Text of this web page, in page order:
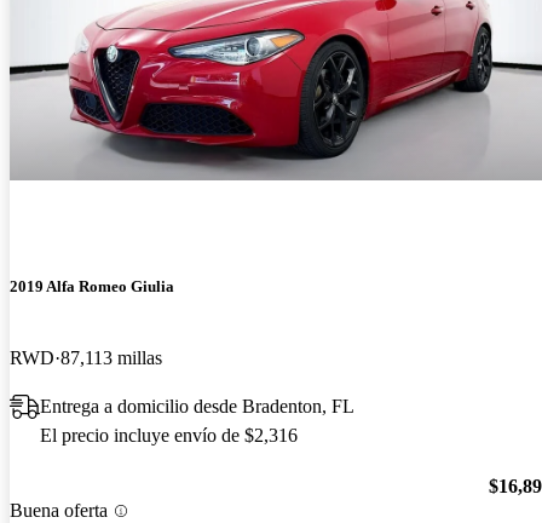
2019 Alfa Romeo Giulia
RWD 87,113 millas
Entrega a domicilio desde Bradenton, FL
El precio incluye envío de $2,316
Buena oferta